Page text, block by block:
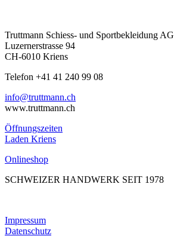
Truttmann Schiess- und Sportbekleidung AG
Luzernerstrasse 94
CH-6010 Kriens
Telefon +41 41 240 99 08
hc.nnamtturt@ofni
www.truttmann.ch
Öffnungszeiten
Laden Kriens
Onlineshop
SCHWEIZER HANDWERK SEIT 1978
Impressum
Datenschutz